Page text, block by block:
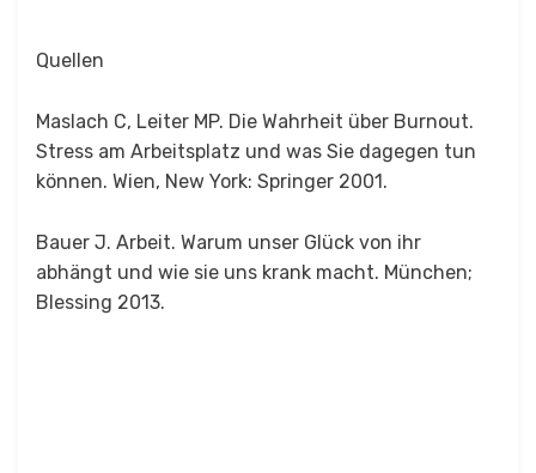
Quellen
Maslach C, Leiter MP. Die Wahrheit über Burnout.
Stress am Arbeitsplatz und was Sie dagegen tun
können. Wien, New York: Springer 2001.
Bauer J. Arbeit. Warum unser Glück von ihr
abhängt und wie sie uns krank macht. München;
Blessing 2013.